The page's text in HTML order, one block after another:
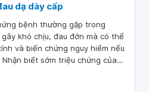
dạ dày cấp
bệnh thường gặp trong
khó chịu, đau đớn mà có thể
và biến chứng nguy hiểm nếu
biết sớm triệu chứng của
chứng.